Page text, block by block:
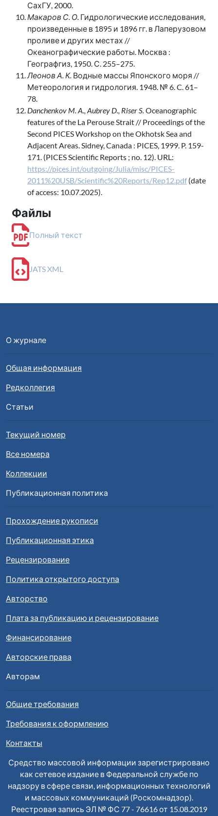
СахГУ, 2000.
Макаров С. О. Гидрологические исследования,
произведенные в 1895 и 1896 гг. в Лаперузовом
проливе и других местах //
Океанографические работы. Москва :
Географгиз, 1950. С. 255–275.
Леонов А. К. Водные массы Японского моря //
Метеорология и гидрология. 1948. № 6. C. 61–
78.
Danchenkov M. A., Aubrey D., Riser S.Oceanographic
features of the La Perouse Strait // Proceedings of the
Second PICES Workshop on the Okhotsk Sea and
Adjacent Areas. Sidney, Canada : PICES, 1999. P. 159-
171. (PICES Scientific Reports ; no. 12). URL:
https://pices.int/outgoing/Julia/misc/PICES-
2011%20USB/Scientific%20Reports/Rep12.pdf(date
of access: 10.07.2025).
Файлы
Полный текст
JATS XML
О журнале
Общая информация
Редколлегия
Статьи
Текущий номер
Все номера
Коллекции
Публикационная политика
Прохождение рукописи
Публикационная этика
Рецензирование
Политика открытого доступа
Авторство
Плата за публикацию и рецензирование
Финансирование
Авторские права
Авторам
Общие требования
Требования к оформлению
Контакты
Средство массовой информации зарегистрировано
как сетевое издание в Федеральной службе по
надзору в сфере связи, информационных технологий
и массовых коммуникаций (Роскомнадзор).
Реестровая запись ЭЛ № ФС 77 - 76616 от 15.08.2019